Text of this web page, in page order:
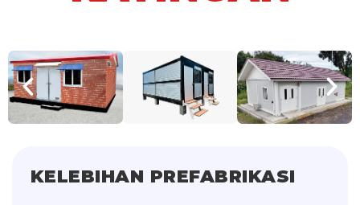
KELEBIHAN PREFABRIKASI